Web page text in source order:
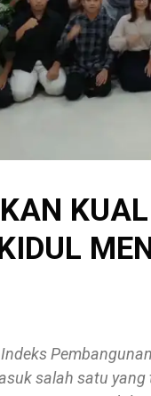
salah satu